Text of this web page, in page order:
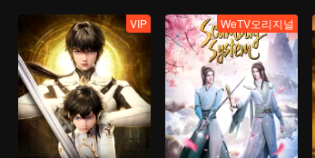
VIP WeTV오리지널